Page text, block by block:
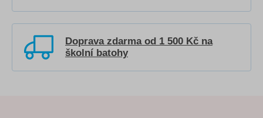
Doprava zdarma od 1 500 Kč na
školní batohy